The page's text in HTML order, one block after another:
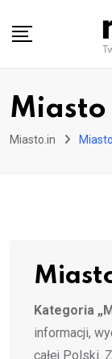
Miasto
Miasto.in Miasto
Kategoria
informacji,
całej Polski.